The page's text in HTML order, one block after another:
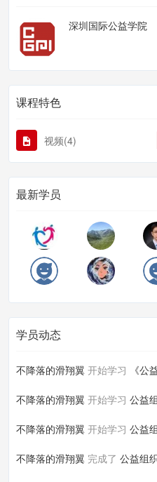
深圳国际公益学院
课程特色
视频(4)
最新学员
学员动态
不降落的滑翔翼 开始学习 《公
不降落的滑翔翼 开始学习 公益
不降落的滑翔翼 开始学习 公益
不降落的滑翔翼 完成了 公益组